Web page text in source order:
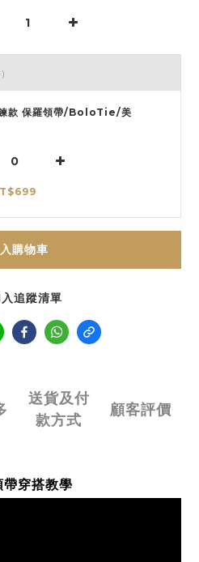
鍊款 保羅領帶/BoloTie/美
購物車
追蹤清單
送貨及付
款方式
顧客評價
帶穿搭教學